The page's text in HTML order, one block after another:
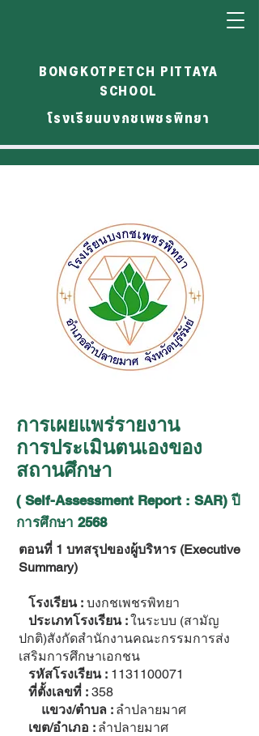
BONGKOTPETCH PITTAYA
SCHOOL
โรงเรียนบงกชเพชรพิทยา
การเผยแพร่รายงาน
การประเมินตนเองของ
สถานศึกษา
( Self-Assessment Report : SAR) ปี
การศึกษา 2568
ตอนที่ 1 บทสรุปของผู้บริหาร (Executive
Summary)
โรงเรียน : บงกชเพชรพิทยา
ประเภทโรงเรียน :ในระบบ (สามัญ
ปกติ)สังกัดสำนักงานคณะกรรมการส่ง
เสริมการศึกษาเอกชน
รหัสโรงเรียน : 1131100071
ที่ตั้งเลขที่ : 358
แขวง/ตำบล : ลำปลายมาศ
เขต/อำเภอ : ลำปลายมาศ